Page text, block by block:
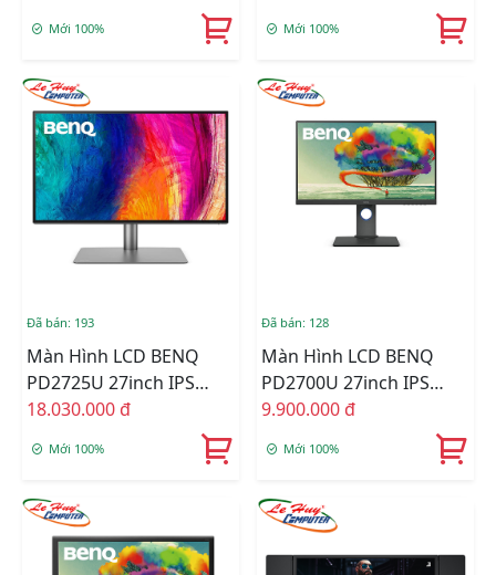
FHD/ TN/ 400Hz/ HDMI/
DP)
Mới 100%
FHD/ TN/ 600Hz/ HDMI/
DP)
Mới 100%
Đã bán: 193
Màn Hình LCD BENQ
PD2725U 27inch IPS
UHD(4k) 60Hz 5ms Loa
18.030.000 đ
Mới 100%
Đã bán: 128
Màn Hình LCD BENQ
PD2700U 27inch IPS
UHD(4k) 60Hz 5ms Loa
9.900.000 đ
Mới 100%